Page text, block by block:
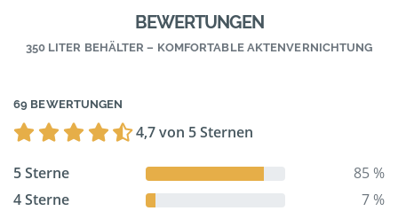
BEWERTUNGEN
350 LITER BEHÄLTER – KOMFORTABLE AKTENVERNICHTUNG
69 BEWERTUNGEN
4,7 von 5 Sternen
5 Sterne
85 %
4 Sterne
7 %